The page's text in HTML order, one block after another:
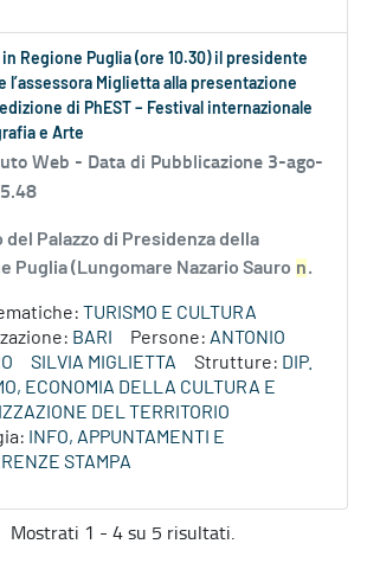
in Regione Puglia (ore 10.30) il presidente
l’assessora Miglietta alla presentazione
di PhEST – Festival internazionale
e Arte
Web - Data di Pubblicazione 3-ago-
del Palazzo di Presidenza della
Puglia (Lungomare Nazario Sauro n.
TURISMO E CULTURA
BARI Persone: ANTONIO
SILVIA MIGLIETTA Strutture: DIP.
ECONOMIA DELLA CULTURA E
DEL TERRITORIO
INFO, APPUNTAMENTI E
STAMPA
Mostrati 1 - 4 su 5 risultati.